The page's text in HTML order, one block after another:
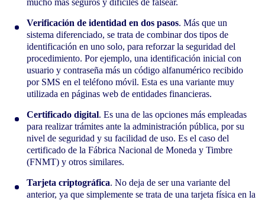
Verificación de identidad en dos pasos. Más que un
sistema diferenciado, se trata de combinar dos tipos de
identificación en uno solo, para reforzar la seguridad del
procedimiento. Por ejemplo, una identificación inicial con
usuario y contraseña más un código alfanumérico recibido
por SMS en el teléfono móvil. Esta es una variante muy
utilizada en páginas web de entidades financieras.
Certificado digital. Es una de las opciones más empleadas
para realizar trámites ante la administración pública, por su
nivel de seguridad y su facilidad de uso. Es el caso del
certificado de la Fábrica Nacional de Moneda y Timbre
(FNMT) y otros similares.
Tarjeta criptográfica. No deja de ser una variante del
anterior, ya que simplemente se trata de una tarjeta física en la